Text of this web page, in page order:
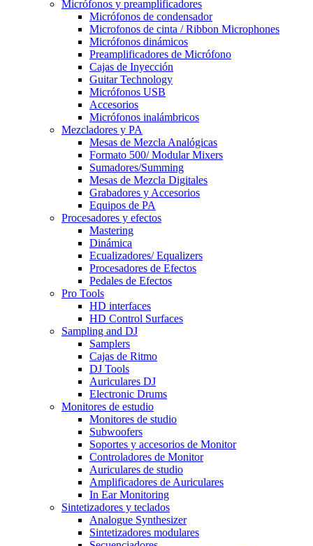
Micrófonos y preamplificadores
Micrófonos de condensador
Microfonos de cinta / Ribbon Microphones
Micrófonos dinámicos
Preamplificadores de Micrófono
Cajas de Inyección
Guitar Technology
Micrófonos USB
Accesorios
Micrófonos inalámbricos
Mezcladores y PA
Mesas de Mezcla Analógicas
Formato 500/ Modular Mixers
Sumadores/Summing
Mesas de Mezcla Digitales
Grabadores y Accesorios
Equipos de PA
Procesadores y efectos
Mastering
Dinámica
Ecualizadores/ Equalizers
Procesadores de Efectos
Pedales de Efectos
Pro Tools
HD interfaces
HD Control Surfaces
Sampling and DJ
Samplers
Cajas de Ritmo
DJ Tools
Auriculares DJ
Electronic Drums
Monitores de estudio
Monitores de studio
Subwoofers
Soportes y accesorios de Monitor
Controladores de Monitor
Auriculares de studio
Amplificadores de Auriculares
In Ear Monitoring
Sintetizadores y teclados
Analogue Synthesizer
Sintetizadores modulares